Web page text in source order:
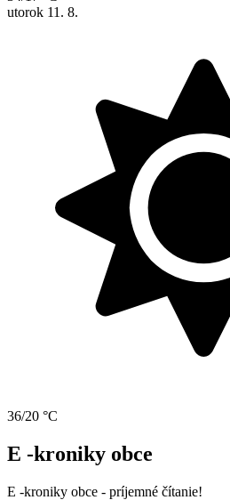
utorok 11. 8.
36/20 °C
E -kroniky obce
E -kroniky obce - príjemné čítanie!